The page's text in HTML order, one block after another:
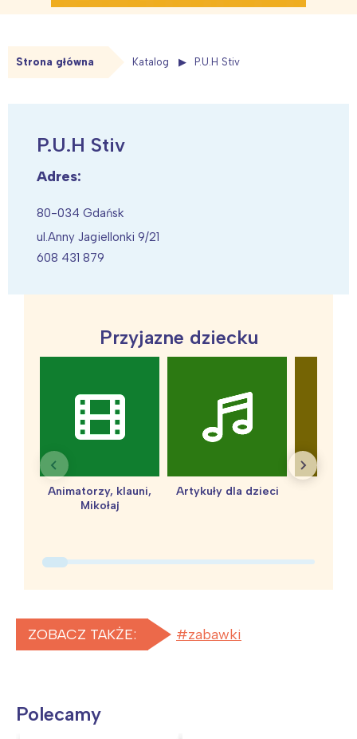
Strona główna Katalog P.U.H Stiv
P.U.H Stiv
Adres:
80-034 Gdańsk
ul.Anny Jagiellonki 9/21
608 431 879
Przyjazne dziecku
Animatorzy, klauni,
Mikołaj
Artykuły dla dzieci
ZOBACZ TAKŻE: zabawki
Polecamy